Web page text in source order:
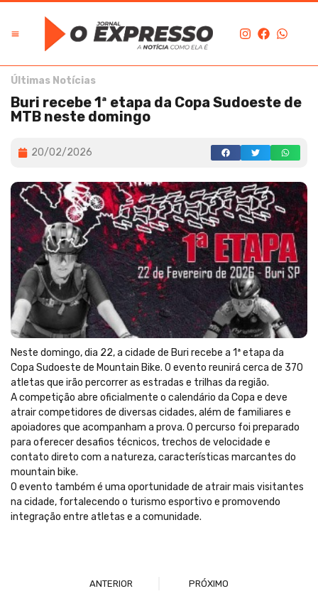
Últimas Notícias
Buri recebe 1ª etapa da Copa Sudoeste de
MTB neste domingo
20/02/2026
Neste domingo, dia 22, a cidade de Buri recebe a 1ª etapa da
Copa Sudoeste de Mountain Bike. O evento reunirá cerca de 370
atletas que irão percorrer as estradas e trilhas da região.
A competição abre oficialmente o calendário da Copa e deve
atrair competidores de diversas cidades, além de familiares e
apoiadores que acompanham a prova. O percurso foi preparado
para oferecer desafios técnicos, trechos de velocidade e
contato direto com a natureza, características marcantes do
mountain bike.
O evento também é uma oportunidade de atrair mais visitantes
na cidade, fortalecendo o turismo esportivo e promovendo
integração entre atletas e a comunidade.
ANTERIOR PRÓXIMO